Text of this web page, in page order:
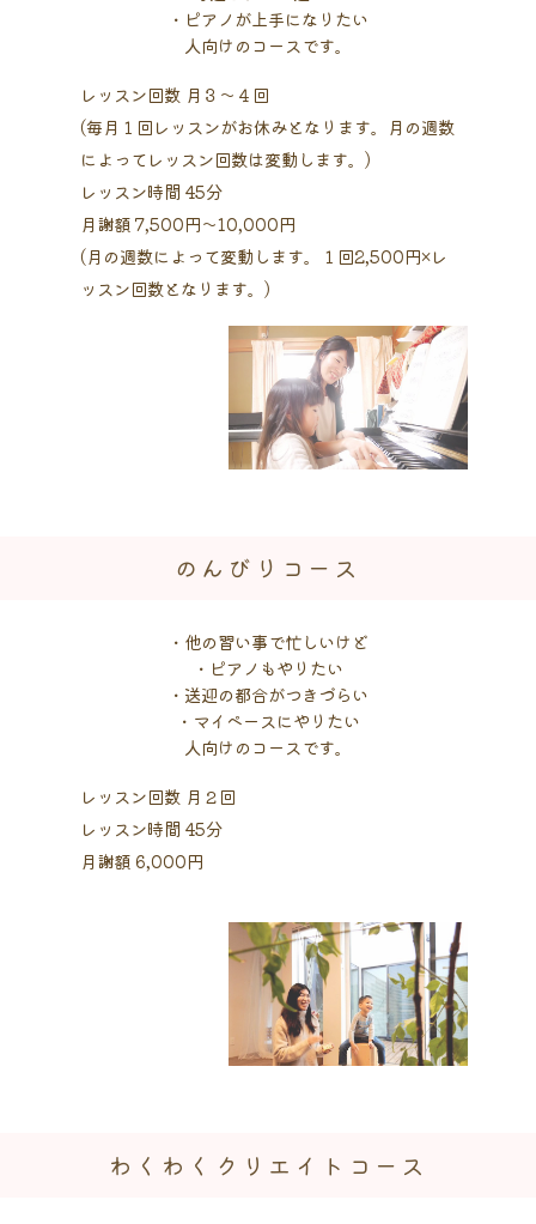
・ピアノが上手になりたい
人向けのコースです。
レッスン回数 月３〜４回
(毎月１回レッスンがお休みとなります。月の週数
によってレッスン回数は変動します。)
レッスン時間 45分
月謝額 7,500円〜10,000円
(月の週数によって変動します。１回2,500円×レ
ッスン回数となります。)
のんびりコース
・他の習い事で忙しいけど
・ピアノもやりたい
・送迎の都合がつきづらい
・マイペースにやりたい
人向けのコースです。
レッスン回数 月２回
レッスン時間 45分
月謝額 6,000円
わくわくクリエイトコース